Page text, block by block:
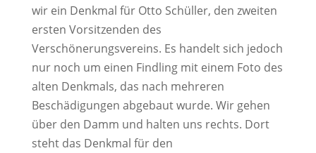
wir ein Denkmal für Otto Schüller, den zweiten
ersten Vorsitzenden des
Verschönerungsvereins. Es handelt sich jedoch
nur noch um einen Findling mit einem Foto des
alten Denkmals, das nach mehreren
Beschädigungen abgebaut wurde. Wir gehen
über den Damm und halten uns rechts. Dort
steht das Denkmal für den